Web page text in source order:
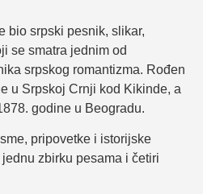
bio srpski pesnik, slikar,
se smatra jednim od
srpskog romantizma. Rođen
u Srpskoj Crnji kod Kikinde, a
godine u Beogradu.
pripovetke i istorijske
zbirku pesama i četiri